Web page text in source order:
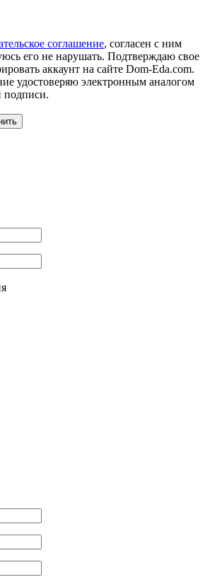
соглашение, согласен с ним
его не нарушать. Подтверждаю свое
аккаунт на сайте Dom-Eda.com.
удостоверяю электронным аналогом
подписи.